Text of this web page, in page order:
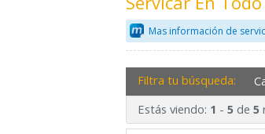
Mas información de
Filtra tu búsqueda:
Estás viendo: 1 - 5 de 5